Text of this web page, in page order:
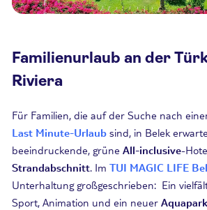
Familienurlaub an der
Riviera
Für Familien, die auf der Suche nach
Last Minute-Urlaub sind, in Belek
beeindruckende, grüne All-inclusive-
Strandabschnitt. Im TUI MAGIC LIFE
Unterhaltung großgeschrieben: Ein
Sport, Animation und ein neuer Aquapark